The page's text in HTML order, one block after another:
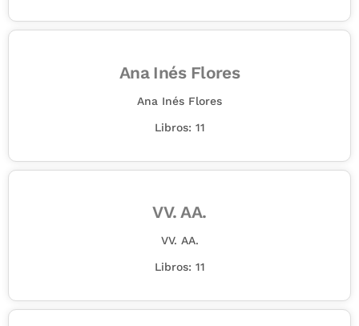
Ana Inés Flores
Ana Inés Flores
Libros: 11
VV. AA.
VV. AA.
Libros: 11